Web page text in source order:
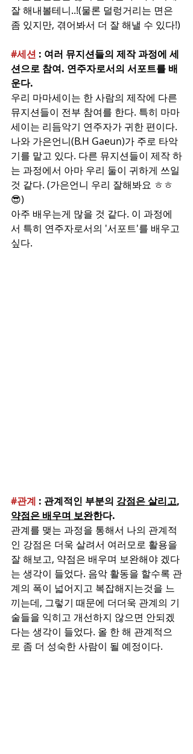
잘 해내볼테니..!(물론 덜렁거리는 면은
좀 있지만, 겪어봐서 더 잘 해낼 수 있다!)
#세션 : 여러 뮤지션들의 제작 과정에 세
션으로 참여. 연주자로서의 서포트를 배
운다.
우리 마마세이는 한 사람의 제작에 다른
뮤지션들이 전부 참여를 한다. 특히 마마
세이는 리듬악기 연주자가 귀한 편이다.
나와 가은언니(B.H Gaeun)가 주로 타악
기를 맡고 있다. 다른 뮤지션들이 제작 하
는 과정에서 아마 우리 둘이 귀하게 쓰일
것 같다. (가은언니 우리 잘해봐요 ㅎㅎ
😎)
아주 배우는게 많을 것 같다. 이 과정에
서 특히 연주자로서의 '서포트'를 배우고
싶다.
#관계 : 관계적인 부분의 강점은 살리고,
약점은 배우며 보완한다.
관계를 맺는 과정을 통해서 나의 관계적
인 강점은 더욱 살려서 여러모로 활용을
잘 해보고, 약점은 배우며 보완해야 겠다
는 생각이 들었다. 음악 활동을 할수록 관
계의 폭이 넓어지고 복잡해지는것을 느
끼는데, 그렇기 때문에 더더욱 관계의 기
술들을 익히고 개선하지 않으면 안되겠
다는 생각이 들었다. 올 한 해 관계적으
로 좀 더 성숙한 사람이 될 예정이다.